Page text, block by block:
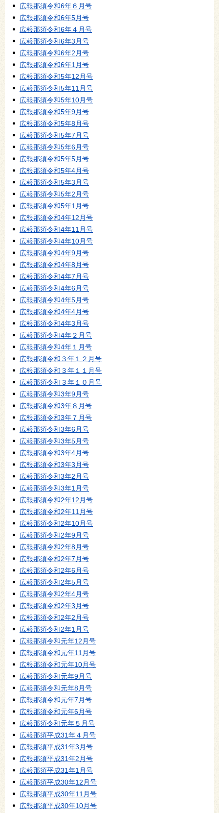
広報那須令和6年６月号
広報那須令和6年5月号
広報那須令和6年４月号
広報那須令和6年3月号
広報那須令和6年2月号
広報那須令和6年1月号
広報那須令和5年12月号
広報那須令和5年11月号
広報那須令和5年10月号
広報那須令和5年9月号
広報那須令和5年8月号
広報那須令和5年7月号
広報那須令和5年6月号
広報那須令和5年5月号
広報那須令和5年4月号
広報那須令和5年3月号
広報那須令和5年2月号
広報那須令和5年1月号
広報那須令和4年12月号
広報那須令和4年11月号
広報那須令和4年10月号
広報那須令和4年9月号
広報那須令和4年8月号
広報那須令和4年7月号
広報那須令和4年6月号
広報那須令和4年5月号
広報那須令和4年4月号
広報那須令和4年3月号
広報那須令和4年２月号
広報那須令和4年１月号
広報那須令和３年１２月号
広報那須令和３年１１月号
広報那須令和３年１０月号
広報那須令和3年9月号
広報那須令和3年８月号
広報那須令和3年７月号
広報那須令和3年6月号
広報那須令和3年5月号
広報那須令和3年4月号
広報那須令和3年3月号
広報那須令和3年2月号
広報那須令和3年1月号
広報那須令和2年12月号
広報那須令和2年11月号
広報那須令和2年10月号
広報那須令和2年9月号
広報那須令和2年8月号
広報那須令和2年7月号
広報那須令和2年6月号
広報那須令和2年5月号
広報那須令和2年4月号
広報那須令和2年3月号
広報那須令和2年2月号
広報那須令和2年1月号
広報那須令和元年12月号
広報那須令和元年11月号
広報那須令和元年10月号
広報那須令和元年9月号
広報那須令和元年8月号
広報那須令和元年7月号
広報那須令和元年6月号
広報那須令和元年５月号
広報那須平成31年４月号
広報那須平成31年3月号
広報那須平成31年2月号
広報那須平成31年1月号
広報那須平成30年12月号
広報那須平成30年11月号
広報那須平成30年10月号